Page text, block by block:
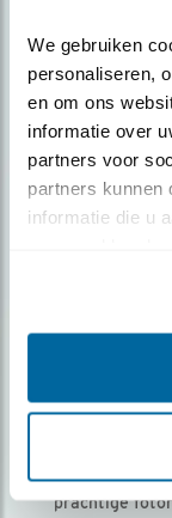
We gebruiken
personaliseren,
en om ons
informatie over
partners voor
partners kunnen
informatie die u
Ontvang
Vogels is het
prachtige